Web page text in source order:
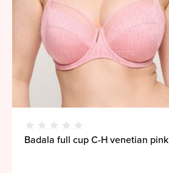
Badala full cup C-H venetian pink